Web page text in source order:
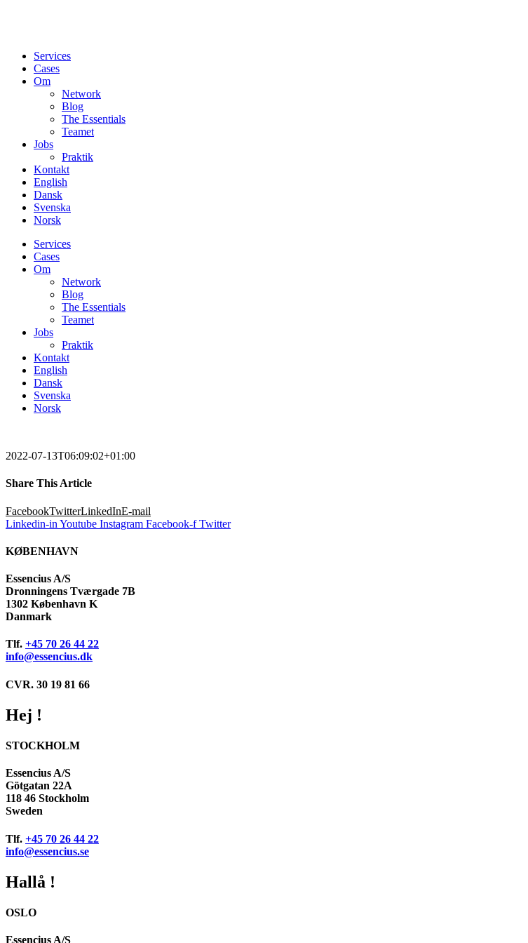
Services
Cases
Om
Network
Blog
The Essentials
Teamet
Jobs
Praktik
Kontakt
English
Dansk
Svenska
Norsk
Services
Cases
Om
Network
Blog
The Essentials
Teamet
Jobs
Praktik
Kontakt
English
Dansk
Svenska
Norsk
2022-07-13T06:09:02+01:00
Share This Article
FacebookTwitterLinkedInE-mail
Linkedin-in Youtube Instagram Facebook-f Twitter
KØBENHAVN
Essencius A/S
Dronningens Tværgade 7B
1302 København K
Danmark
Tlf. +45 70 26 44 22
info@essencius.dk
CVR. 30 19 81 66
Hej !
STOCKHOLM
Essencius A/S
Götgatan 22A
118 46 Stockholm
Sweden
Tlf. +45 70 26 44 22
info@essencius.se
Hallå !
OSLO
Essencius A/S